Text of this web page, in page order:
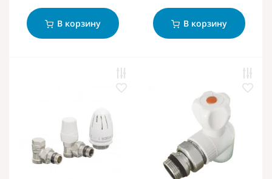
В корзину В корзину